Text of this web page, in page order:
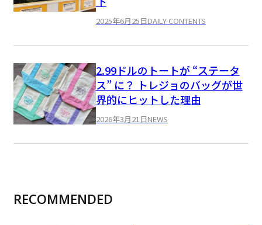
2025年6月25日DAILY CONTENTS
2.99ドルのトートが “ステータ
ス” に？ トレジョのバッグが世
界的にヒットした理由
2026年3月21日NEWS
RECOMMENDED